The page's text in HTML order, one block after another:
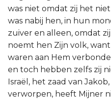
was niet omdat zij het
was nabij hen, in hun
zuiver en alleen, omdat
noemt hen Zijn volk,
waren aan Hem
en toch hebben zelfs zij
Israël, het zaad van
verworpen, heeft Mijner